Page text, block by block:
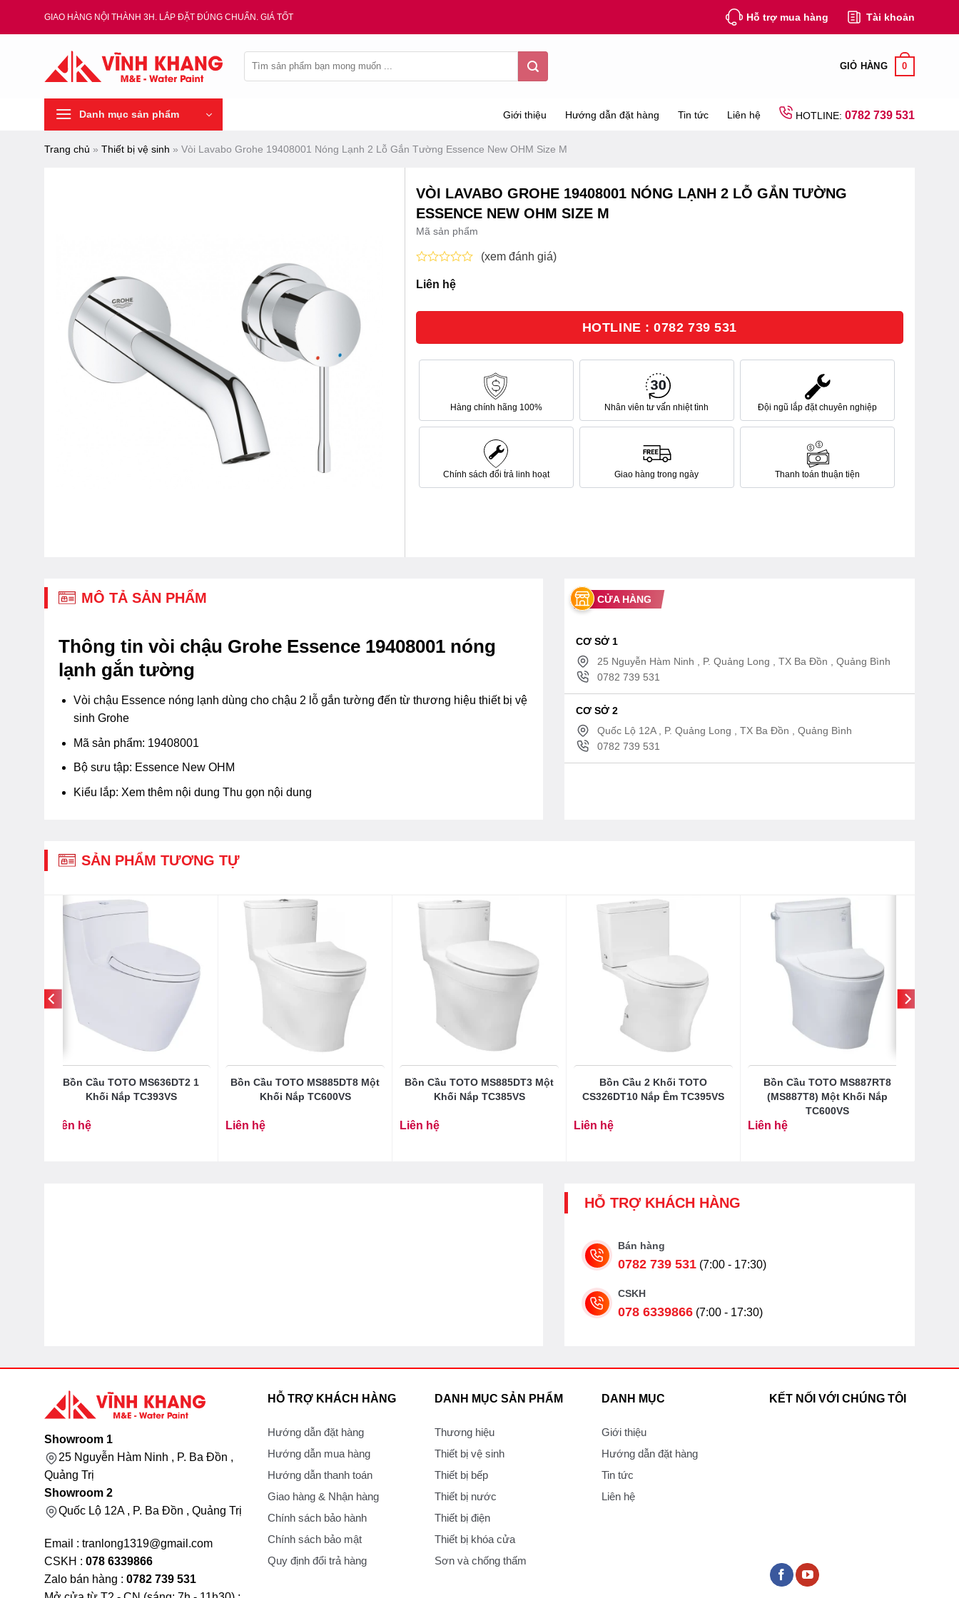
GIAO HÀNG NỘI THÀNH 3H. LẮP ĐẶT ĐÚNG CHUẨN. GIÁ TỐT Hỗ trợ mua hàng Tài khoản
kiếm:
GIỎ HÀNG 0
Danh mục sản phẩm Giới thiệu Hướng dẫn đặt hàng Tin tức Liên hệ HOTLINE: 0782 739 531
Trang chủ » Thiết bị vệ sinh » Vòi Lavabo Grohe 19408001 Nóng Lạnh 2 Lỗ Gắn Tường Essence New OHM Size M
VÒI LAVABO GROHE 19408001 NÓNG LẠNH 2 LỖ GẮN TƯỜNG
ESSENCE NEW OHM SIZE M
Mã sản phẩm
xếp
(xem đánh giá)
Liên hệ
HOTLINE : 0782 739 531
Hàng chính hãng 100% Nhân viên tư vấn nhiệt tình Đội ngũ lắp đặt chuyên nghiệp
Chính sách đổi trả linh hoạt Giao hàng trong ngày Thanh toán thuận tiện
MÔ TẢ SẢN PHẨM
Thông tin vòi chậu Grohe Essence 19408001 nóng
lạnh gắn tường
Vòi chậu Essence nóng lạnh dùng cho chậu 2 lỗ gắn tường đến từ thương hiệu thiết bị vệ
sinh Grohe
Mã sản phẩm: 19408001
Bộ sưu tập: Essence New OHM
Kiểu lắp: Xem thêm nội dung Thu gọn nội dung
CỬA HÀNG
CƠ SỞ 1
25 Nguyễn Hàm Ninh , P. Quảng Long , TX Ba Đồn , Quảng Bình
0782 739 531
CƠ SỞ 2
Quốc Lộ 12A , P. Quảng Long , TX Ba Đồn , Quảng Bình
0782 739 531
SẢN PHẨM TƯƠNG TỰ
Bồn Cầu TOTO MS636DT2 1
Khối Nắp TC393VS
Liên hệ
Bồn Cầu TOTO MS885DT8 Một
Khối Nắp TC600VS
Liên hệ
Bồn Cầu TOTO MS885DT3 Một
Khối Nắp TC385VS
Liên hệ
Bồn Cầu 2 Khối TOTO
CS326DT10 Nắp Êm TC395VS
Liên hệ
Bồn Cầu TOTO MS887RT8
(MS887T8) Một Khối Nắp
TC600VS
Liên hệ
HỖ TRỢ KHÁCH HÀNG
Bán hàng
0782 739 531 (7:00 - 17:30)
CSKH
078 6339866 (7:00 - 17:30)
Showroom 1
25 Nguyễn Hàm Ninh , P. Ba Đồn ,
Quảng Trị
Showroom 2
Quốc Lộ 12A , P. Ba Đồn , Quảng Trị
Email : tranlong1319@gmail.com
CSKH : 078 6339866
Zalo bán hàng : 0782 739 531
HỖ TRỢ KHÁCH HÀNG
Hướng dẫn đặt hàng
Hướng dẫn mua hàng
Hướng dẫn thanh toán
Giao hàng & Nhận hàng
Chính sách bảo hành
Chính sách bảo mật
Quy định đổi trả hàng
DANH MỤC SẢN PHẨM
Thương hiệu
Thiết bị vệ sinh
Thiết bị bếp
Thiết bị nước
Thiết bị điện
Thiết bị khóa cửa
Sơn và chống thấm
DANH MỤC
Giới thiệu
Hướng dẫn đặt hàng
Tin tức
Liên hệ
KẾT NỐI VỚI CHÚNG TÔI